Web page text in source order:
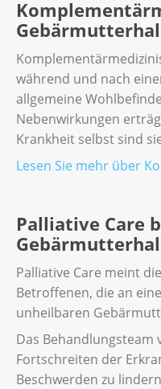
Lesen Sie mehr
deren
zielgerichteten
Bluthochdruck,
Müdigkeit und
Gefühl von
Magen-Darm-
oder
Verlust von
Lesen Sie mehr
und deren
während und nach
allgemeine
Nebenwirkungen
Krankheit selbst sind
Lesen Sie mehr über
Palliative Care
Palliative Care meint
Betroffenen, die an
unheilbaren
Das Behandlungsteam
Fortschreiten der
Beschwerden zu